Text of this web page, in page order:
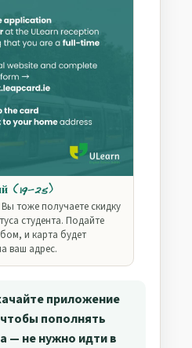
(19–25)
тоже получаете скидку
студента. Подайте
и карта будет
ваш адрес.
приложение
пополнять
— не нужно идти в